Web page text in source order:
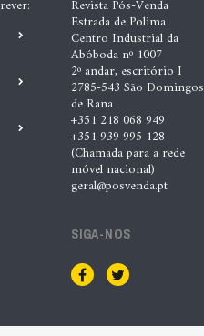
Revista Pós-Venda
Estrada de Polima
Centro Industrial da
Abóboda nº 1007
2º andar, escritório I
2785-543 São Domingos
de Rana
+351 218 068 949
+351 939 995 128
(Chamada para a rede
móvel nacional)
geral@posvenda.pt
SIGA-NOS